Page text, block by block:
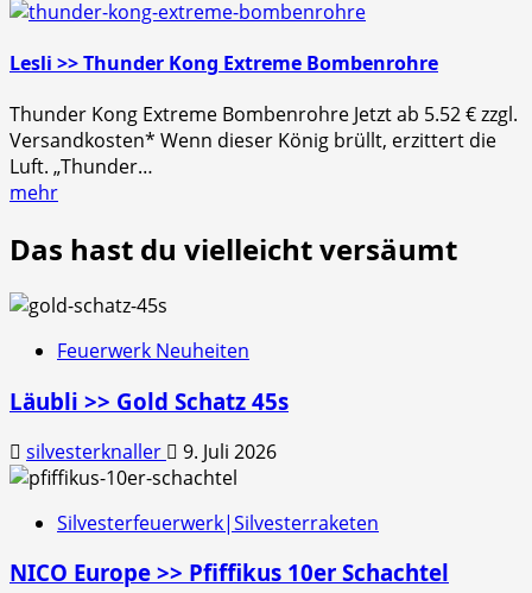
Lesli >> Thunder Kong Extreme Bombenrohre
Thunder Kong Extreme Bombenrohre Jetzt ab 5.52 € zzgl.
Versandkosten* Wenn dieser König brüllt, erzittert die
Luft. „Thunder…
mehr
Das hast du vielleicht versäumt
Feuerwerk Neuheiten
Läubli >> Gold Schatz 45s
silvesterknaller 9. Juli 2026
Silvesterfeuerwerk|Silvesterraketen
NICO Europe >> Pfiffikus 10er Schachtel